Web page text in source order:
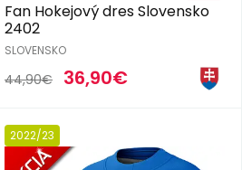
Fan Hokejový dres Slovensko
2402
SLOVENSKO
44,90€ 36,90€
2022/23